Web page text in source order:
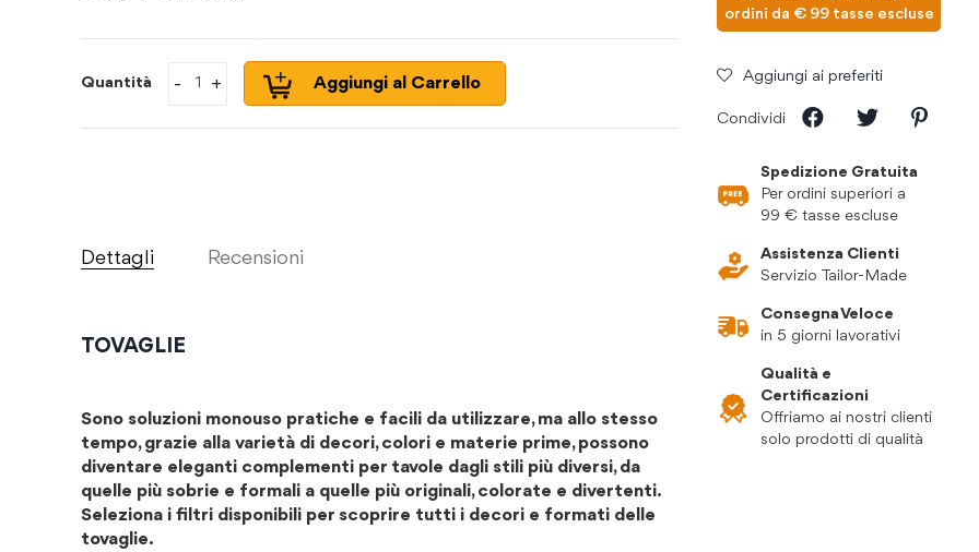
Quantità +
- Aggiungi al Carrello
Dettagli
TOVAGLIE
Sono soluzioni monouso pratiche e facili da utilizzare, ma allo stesso
tempo, grazie alla varietà di decori, colori e materie prime, possono
diventare eleganti complementi per tavole dagli stili più diversi, da
quelle più sobrie e formali a quelle più originali, colorate e divertenti.
Seleziona i filtri disponibili per scoprire tutti i decori e formati delle
tovaglie.
Recensioni
ordini da € 99 tasse escluse
Aggiungi ai preferiti
Condividi
Spedizione Gratuita
Per ordini superiori a
99 € tasse escluse
Assistenza Clienti
Servizio Tailor-Made
Consegna Veloce
in 5 giorni lavorativi
Qualità e
Certificazioni
Offriamo ai nostri clienti
solo prodotti di qualità